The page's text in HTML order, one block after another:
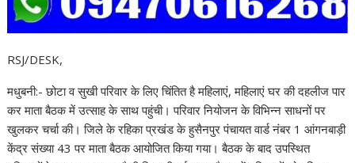
RSJ/DESK,
मधुबनी:- छोटा व सुखी परिवार के लिए चिंतित है महिलाएं, महिलाएं घर की दहलीज पार
कर माता बैठक में उत्साह के साथ पहुंची। परिवार नियोजन के विभिन्न साधनों पर
खुलकर चर्चा की। जिले के रहिका प्रखंड के हुसैनपुर पंचायत वार्ड नंबर 1 आंगनबाड़ी
केंद्र संख्या 43 पर माता बैठक आयोजित किया गया। बैठक के बाद उपस्थित